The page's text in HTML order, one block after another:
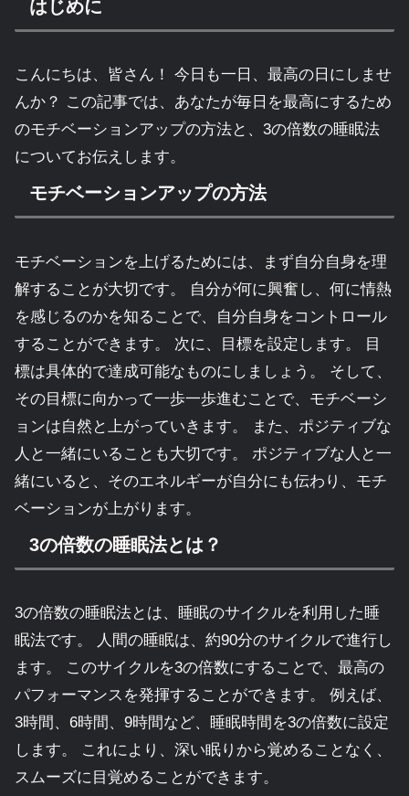
はじめに
こんにちは、皆さん！ 今日も一日、最高の日にしませ
んか？ この記事では、あなたが毎日を最高にするため
のモチベーションアップの方法と、3の倍数の睡眠法
についてお伝えします。
モチベーションアップの方法
モチベーションを上げるためには、まず自分自身を理
解することが大切です。 自分が何に興奮し、何に情熱
を感じるのかを知ることで、自分自身をコントロール
することができます。 次に、目標を設定します。 目
標は具体的で達成可能なものにしましょう。 そして、
その目標に向かって一歩一歩進むことで、モチベーシ
ョンは自然と上がっていきます。 また、ポジティブな
人と一緒にいることも大切です。 ポジティブな人と一
緒にいると、そのエネルギーが自分にも伝わり、モチ
ベーションが上がります。
3の倍数の睡眠法とは？
3の倍数の睡眠法とは、睡眠のサイクルを利用した睡
眠法です。 人間の睡眠は、約90分のサイクルで進行し
ます。 このサイクルを3の倍数にすることで、最高の
パフォーマンスを発揮することができます。 例えば、
3時間、6時間、9時間など、睡眠時間を3の倍数に設定
します。 これにより、深い眠りから覚めることなく、
スムーズに目覚めることができます。